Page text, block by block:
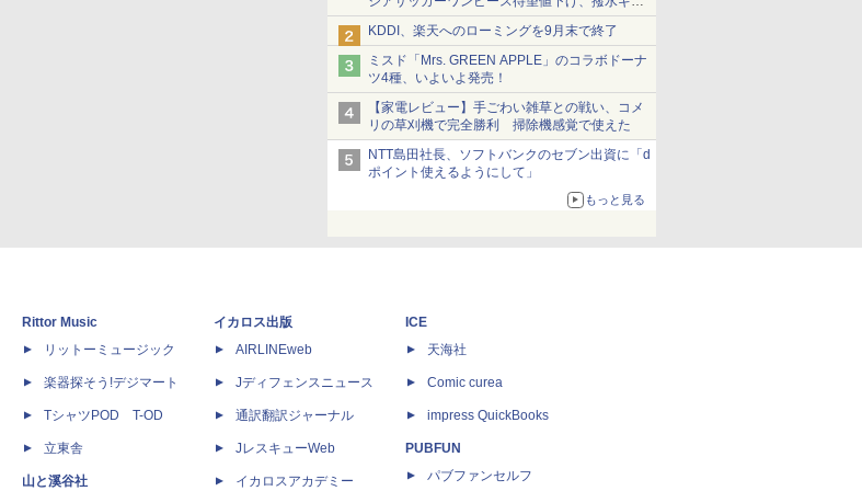
ショーツは1990円に
KDDI、楽天へのローミングを9月末で終了
ミスド「Mrs. GREEN APPLE」のコラボドーナ
ツ4種、いよいよ発売！
【家電レビュー】手ごわい雑草との戦い、コメ
リの草刈機で完全勝利 掃除機感覚で使えた
NTT島田社長、ソフトバンクのセブン出資に「d
ポイント使えるようにして」
もっと見る
Rittor Music
リットーミュージック
楽器探そう!デジマート
TシャツPOD T-OD
立東舎
山と溪谷社
イカロス出版
AIRLINEweb
Jディフェンスニュース
通訳翻訳ジャーナル
JレスキューWeb
イカロスアカデミー
ICE
天海社
Comic curea
impress QuickBooks
PUBFUN
パブファンセルフ